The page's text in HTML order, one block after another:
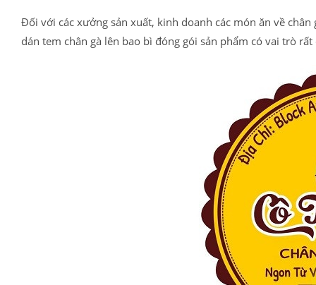
Đối với các xưởng sản xuất, kinh doanh các món ăn về
dán tem chân gà lên bao bì đóng gói sản phẩm có vai trò